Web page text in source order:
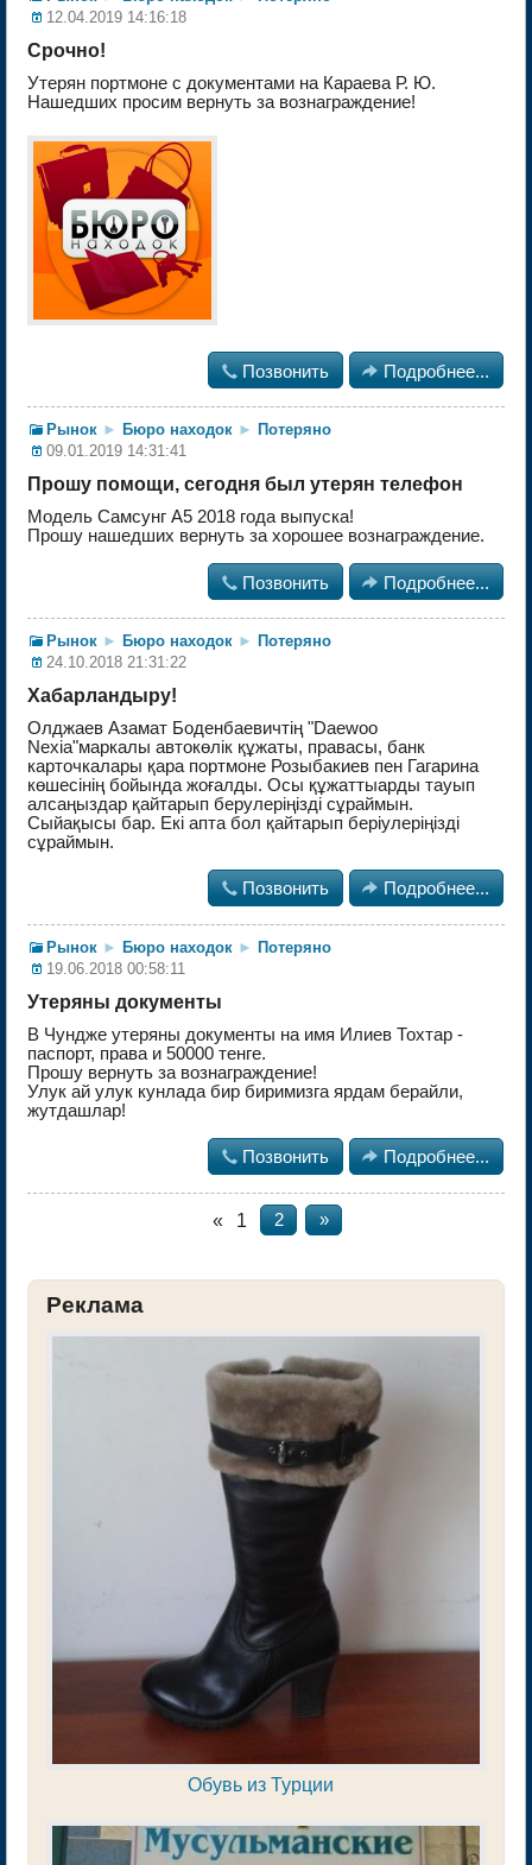
12.04.2019 14:16:18
Срочно!
Утерян портмоне с документами на Караева Р. Ю.
Нашедших просим вернуть за вознаграждение!
 Позвонить  Подробнее...
Рынок ► Бюро находок ► Потеряно
09.01.2019 14:31:41
Прошу помощи, сегодня был утерян телефон
Модель Самсунг А5 2018 года выпуска!
Прошу нашедших вернуть за хорошее вознаграждение.
 Позвонить  Подробнее...
Рынок ► Бюро находок ► Потеряно
24.10.2018 21:31:22
Хабарландыру!
Олджаев Азамат Боденбаевичтің "Daewoo
Nexia"маркалы автокөлік құжаты, правасы, банк
карточкалары қара портмоне Розыбакиев пен Гагарина
көшесінің бойында жоғалды. Осы құжаттыарды тауып
алсаңыздар қайтарып берулеріңізді сұраймын.
Сыйақысы бар. Екі апта бол қайтарып беріулеріңізді
сұраймын.
 Позвонить  Подробнее...
Рынок ► Бюро находок ► Потеряно
19.06.2018 00:58:11
Утеряны документы
В Чундже утеряны документы на имя Илиев Тохтар -
паспорт, права и 50000 тенге.
Прошу вернуть за вознаграждение!
Улук ай улук кунлада бир биримизга ярдам берайли,
жутдашлар!
 Позвонить  Подробнее...
« 1 2 »
Реклама
Обувь из Турции